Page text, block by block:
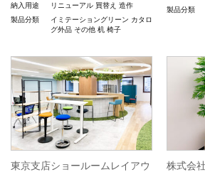
納入用途
リニューアル 買替え 造作
製品分類
イミテーショングリーン カタロ
グ外品 その他 机 椅子
製品分類
東京支店ショールームレイアウ
株式会